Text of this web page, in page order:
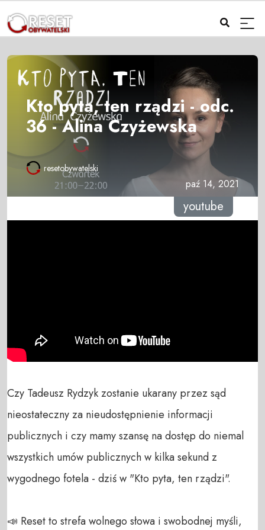
Kto pyta, ten rządzi - odc.
36 - Alina Czyżewska
resetobywatelski
paź 14, 2021
youtube
Czy Tadeusz Rydzyk zostanie ukarany przez sąd
nieostateczny za nieudostępnienie informacji
publicznych i czy mamy szansę na dostęp do niemal
wszystkich umów publicznych w kilka sekund z
wygodnego fotela - dziś w "Kto pyta, ten rządzi".
📣 Reset to strefa wolnego słowa i swobodnej myśli,